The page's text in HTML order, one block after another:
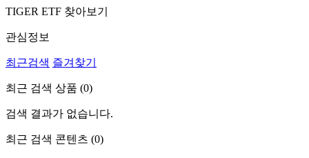
TIGER ETF 찾아보기
관심정보
최근검색 즐겨찾기
최근 검색 상품 (0)
검색 결과가 없습니다.
최근 검색 콘텐츠 (0)